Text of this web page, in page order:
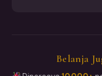
Belanja